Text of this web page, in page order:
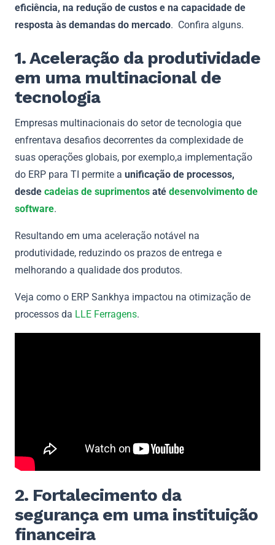
eficiência, na redução de custos e na capacidade de
resposta às demandas do mercado. Confira alguns.
1. Aceleração da produtividade
em uma multinacional de
tecnologia
Empresas multinacionais do setor de tecnologia que
enfrentava desafios decorrentes da complexidade de
suas operações globais, por exemplo,a implementação
do ERP para TI permite a unificação de processos,
desde cadeias de suprimentos até desenvolvimento de
software.
Resultando em uma aceleração notável na
produtividade, reduzindo os prazos de entrega e
melhorando a qualidade dos produtos.
Veja como o ERP Sankhya impactou na otimização de
processos da LLE Ferragens.
2. Fortalecimento da
segurança em uma instituição
financeira